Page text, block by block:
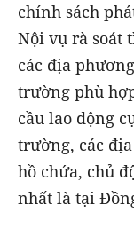
chính sách
Nội vụ rà soát
các địa
trường phù
cầu lao động
trường, các
hồ chứa, chủ
nhất là tại